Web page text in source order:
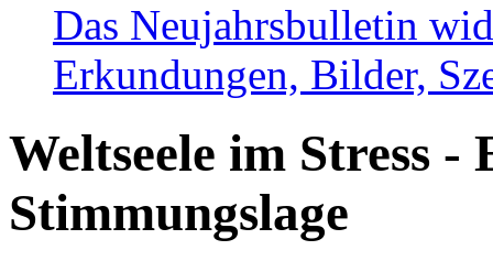
Das Neujahrsbulletin
Erkundungen, Bilder,
Weltseele im Stress -
Stimmungslage